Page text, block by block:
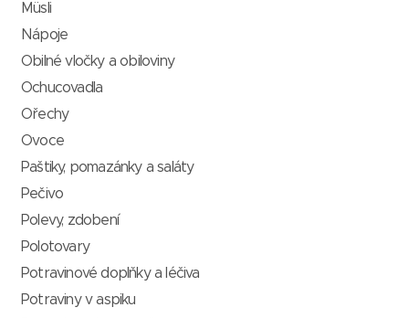
Müsli
Nápoje
Obilné vločky a obiloviny
Ochucovadla
Ořechy
Ovoce
Paštiky, pomazánky a saláty
Pečivo
Polevy, zdobení
Polotovary
Potravinové doplňky a léčiva
Potraviny v aspiku